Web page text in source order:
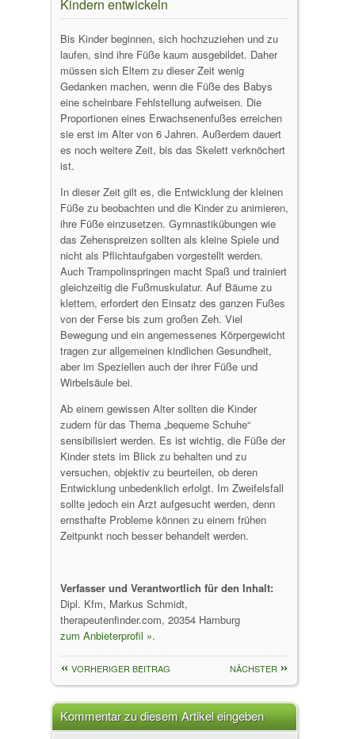
Kindern entwickeln
Bis Kinder beginnen, sich hochzuziehen und zu
laufen, sind ihre Füße kaum ausgebildet. Daher
müssen sich Eltern zu dieser Zeit wenig
Gedanken machen, wenn die Füße des Babys
eine scheinbare Fehlstellung aufweisen. Die
Proportionen eines Erwachsenenfußes erreichen
sie erst im Alter von 6 Jahren. Außerdem dauert
es noch weitere Zeit, bis das Skelett verknöchert
ist.
In dieser Zeit gilt es, die Entwicklung der kleinen
Füße zu beobachten und die Kinder zu animieren,
ihre Füße einzusetzen. Gymnastikübungen wie
das Zehenspreizen sollten als kleine Spiele und
nicht als Pflichtaufgaben vorgestellt werden.
Auch Trampolinspringen macht Spaß und trainiert
gleichzeitig die Fußmuskulatur. Auf Bäume zu
klettern, erfordert den Einsatz des ganzen Fußes
von der Ferse bis zum großen Zeh. Viel
Bewegung und ein angemessenes Körpergewicht
tragen zur allgemeinen kindlichen Gesundheit,
aber im Speziellen auch der ihrer Füße und
Wirbelsäule bei.
Ab einem gewissen Alter sollten die Kinder
zudem für das Thema „bequeme Schuhe“
sensibilisiert werden. Es ist wichtig, die Füße der
Kinder stets im Blick zu behalten und zu
versuchen, objektiv zu beurteilen, ob deren
Entwicklung unbedenklich erfolgt. Im Zweifelsfall
sollte jedoch ein Arzt aufgesucht werden, denn
ernsthafte Probleme können zu einem frühen
Zeitpunkt noch besser behandelt werden.
Verfasser und Verantwortlich für den Inhalt:
Dipl. Kfm, Markus Schmidt,
therapeutenfinder.com, 20354 Hamburg
zum Anbieterprofil ».
NÄCHSTER
VORHERIGER BEITRAG
Kommentar zu diesem Artikel eingeben